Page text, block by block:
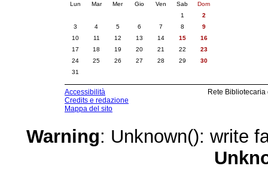
Lun Mar Mer Gio Ven Sab
Dom
1
2
3
4 5 6 7 8
9
10
11 12 13 14 15
16
17
18 19 20 21 22
23
24
25 26 27 28 29
30
31
Accessibilità
Credits e redazione
Mappa del sito
Rete
Warning: Unknown(): write